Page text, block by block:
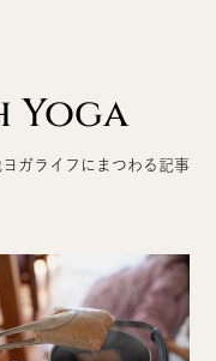
Yoga
ガライフにまつわる記事